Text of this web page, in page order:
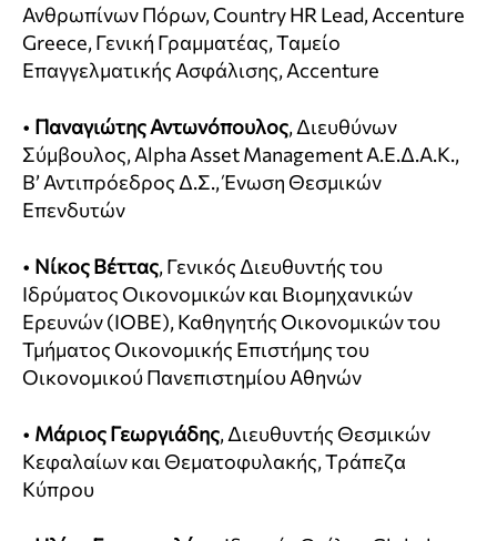
Ανθρωπίνων Πόρων, Country HR Lead, Accenture
Greece, Γενική Γραμματέας, Ταμείο
Επαγγελματικής Ασφάλισης, Accenture
• Παναγιώτης Αντωνόπουλος, Διευθύνων
Σύμβουλος, Alpha Asset Management A.E.Δ.A.K.,
Β’ Αντιπρόεδρος Δ.Σ., Ένωση Θεσμικών
Επενδυτών
• Νίκος Βέττας, Γενικός Διευθυντής του
Ιδρύματος Οικονομικών και Βιομηχανικών
Ερευνών (ΙΟΒΕ), Καθηγητής Οικονομικών του
Τμήματος Οικονομικής Επιστήμης του
Οικονομικού Πανεπιστημίου Αθηνών
• Μάριος Γεωργιάδης, Διευθυντής Θεσμικών
Κεφαλαίων και Θεματοφυλακής, Τράπεζα
Κύπρου